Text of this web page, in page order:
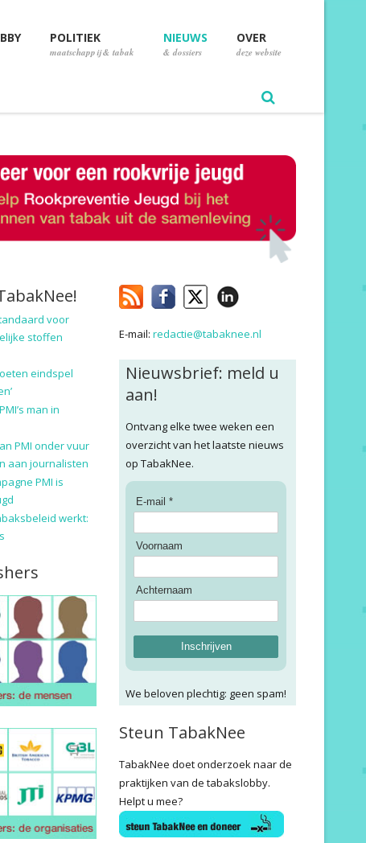
POLITIEK
maatschappij & tabak
NIEUWS
& dossiers
OVER
deze website
voor
stoffen
eindspel
man in
PMI onder vuur
aan journalisten
PMI is
werkt:
E-mail:redactie@tabaknee.nl
Nieuwsbrief: meld u
aan!
Ontvang elke twee weken een
overzicht van het laatste nieuws
op TabakNee.
E-mail *
Voornaam
Achternaam
Inschrijven
We beloven plechtig: geen spam!
Steun TabakNee
TabakNee doet onderzoek naar de
praktijken van de tabakslobby.
Helpt u mee?